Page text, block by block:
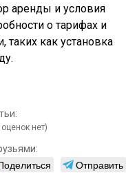
аренды и условия
о тарифах и
как установка
нет)
Отправить